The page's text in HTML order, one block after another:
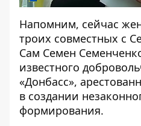
Напомним, сейчас
троих совместных с
Сам Семен
известного
«Донбасс»,
в создании
формирования.